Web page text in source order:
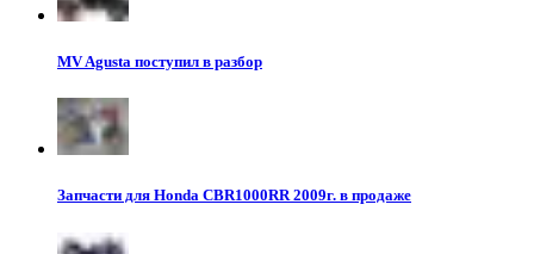
MV Agusta поступил в разбор
Запчасти для Honda CBR1000RR 2009г. в продаже